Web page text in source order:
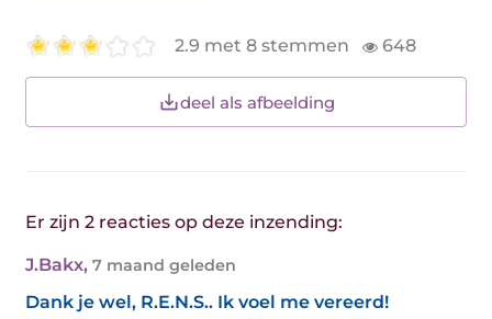
2.9 met 8 stemmen 648
deel als afbeelding
Er zijn 2 reacties op deze inzending:
J.Bakx, 7 maand geleden
Dank je wel, R.E.N.S.. Ik voel me vereerd!